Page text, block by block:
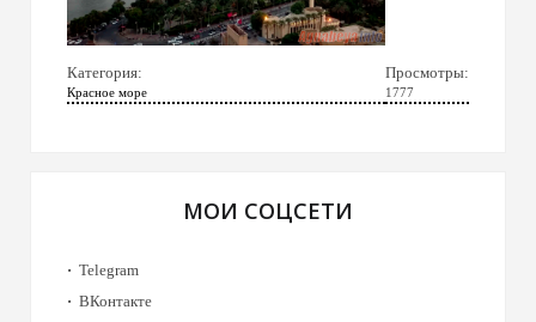
Категория:
Красное море
Просмотры:
1777
МОИ СОЦСЕТИ
Telegram
ВКонтакте